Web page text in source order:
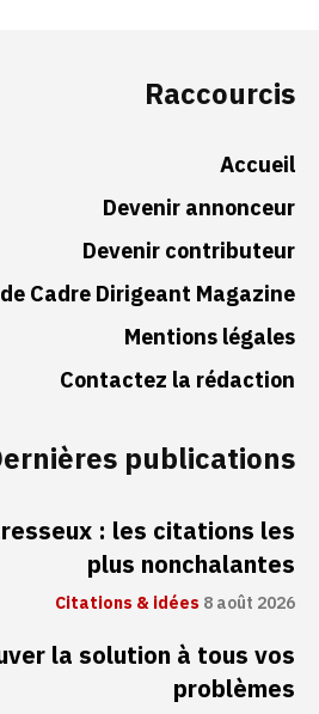
Raccourcis
Accueil
Devenir annonceur
Devenir contributeur
Cadre Dirigeant Magazine
Mentions légales
Contactez la rédaction
publications
: les citations les
plus nonchalantes
Citations & idées8 août 2026
la solution à tous vos
problèmes